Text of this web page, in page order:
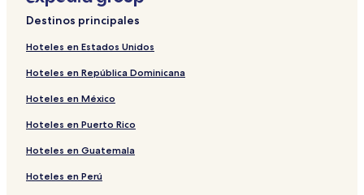
Destinos principales
Hoteles en Estados Unidos
Hoteles en República Dominicana
Hoteles en México
Hoteles en Puerto Rico
Hoteles en Guatemala
Hoteles en Perú